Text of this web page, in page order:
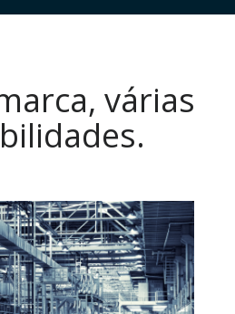
várias